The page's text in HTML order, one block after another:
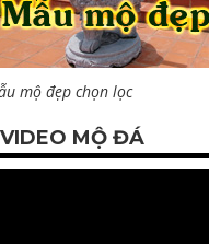
mộ đẹp chọn lọc
VIDEO MỘ ĐÁ